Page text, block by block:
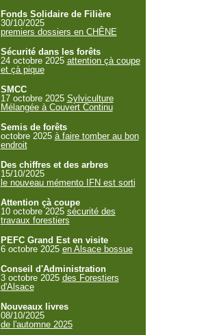
Fonds Solidaire de Filière
30/10/2025
premiers dossiers en CHÊNE
Sécurité dans les forêts
24 octobre 2025 attention çà coupe
et çà pique
SMCC
17 octobre 2025 Sylviculture
Mélangée à Couvert Continu
Semis de forêts
octobre 2025 à faire tomber au bon
endroit
Des chiffres et des arbres
15/10/2025
le nouveau mémento IFN est sorti
Attention çà coupe
10 octobre 2025 sécurité des
travaux forestiers
PEFC Grand Est en visite
6 octobre 2025 en Alsace bossue
Conseil d'Administration
3 octobre 2025 des Forestiers
d'Alsace
Nouveaux livres
08/10/2025
de l'automne 2025